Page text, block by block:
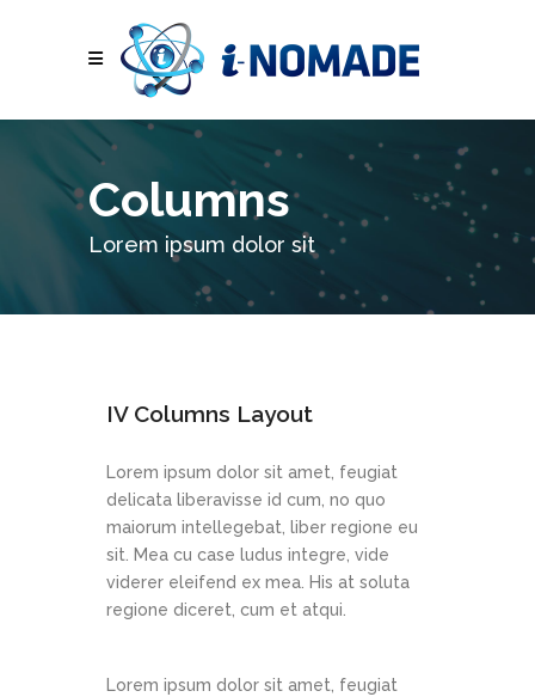
Columns
Lorem ipsum dolor sit
IV Columns Layout
Lorem ipsum dolor sit amet, feugiat
delicata liberavisse id cum, no quo
maiorum intellegebat, liber regione eu
sit. Mea cu case ludus integre, vide
viderer eleifend ex mea. His at soluta
regione diceret, cum et atqui.
Lorem ipsum dolor sit amet, feugiat